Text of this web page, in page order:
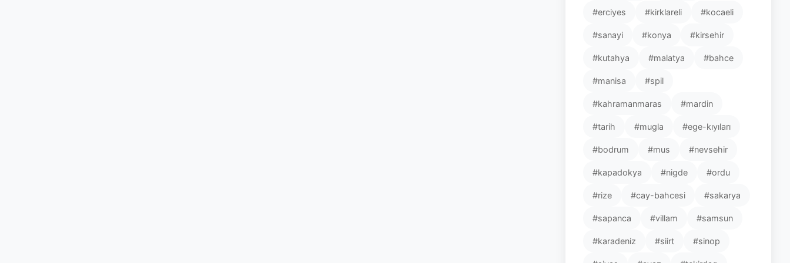
#erciyes #kirklareli #kocaeli
#sanayi #konya #kirsehir
#kutahya #malatya #bahce
#manisa #spil
#kahramanmaras #mardin
#tarih #mugla #ege-kıyıları
#bodrum #mus #nevsehir
#kapadokya #nigde #ordu
#rize #cay-bahcesi #sakarya
#sapanca #villam #samsun
#karadeniz #siirt #sinop